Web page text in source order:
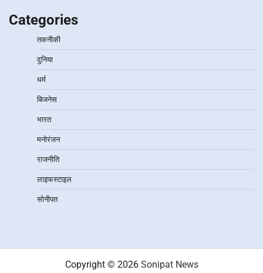
Categories
तकनीकी
दुनिया
धर्म
बिजनेस
भारत
मनोरंजन
राजनीति
लाइफस्टाइल
सोनीपत
Copyright © 2026 Sonipat News